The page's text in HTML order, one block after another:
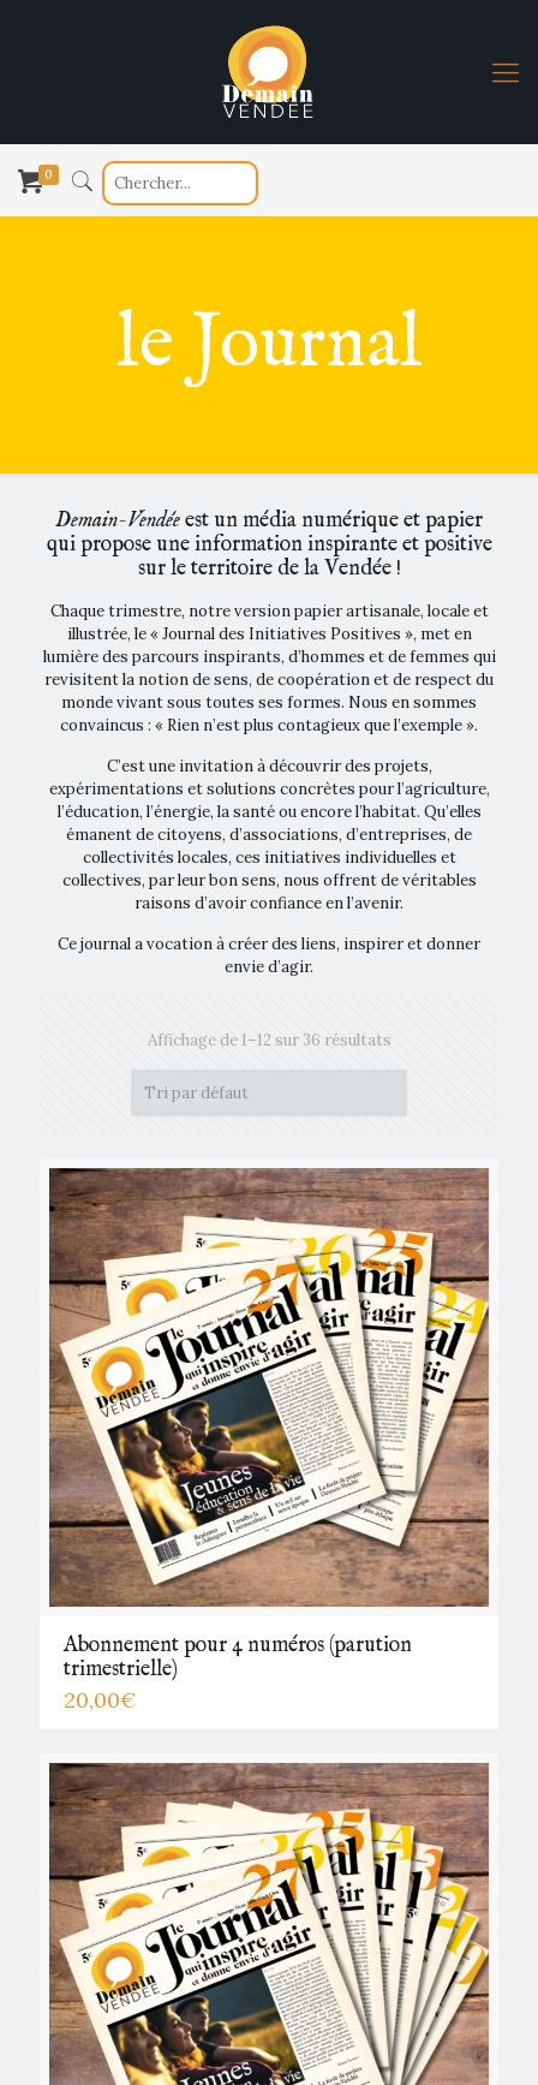
0
le Journal
Demain-Vendéeest un média numérique et papier
qui propose une information inspirante et positive
sur le territoire de la Vendée !
Chaque trimestre, notre version papier artisanale, locale et
illustrée, le « Journal des Initiatives Positives », met en
lumière des parcours inspirants, d’hommes et de femmes qui
revisitent la notion de sens, de coopération et de respect du
monde vivant sous toutes ses formes. Nous en sommes
convaincus : « Rien n’est plus contagieux que l’exemple ».
C’est une invitation à découvrir des projets,
expérimentations et solutions concrètes pour l’agriculture,
l’éducation, l’énergie, la santé ou encore l’habitat. Qu’elles
émanent de citoyens, d’associations, d’entreprises, de
collectivités locales, ces initiatives individuelles et
collectives, par leur bon sens, nous offrent de véritables
raisons d’avoir confiance en l’avenir.
Ce journal a vocation à créer des liens, inspirer et donner
envie d’agir.
Affichage de 1–12 sur 36 résultats
Abonnement pour 4 numéros (parution
trimestrielle)
20,00€